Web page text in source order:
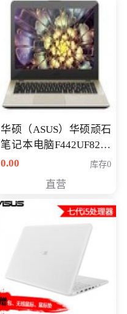
华硕（ASUS）华硕顽石
笔记本电脑F442UF8250
八代独显轻薄办公商务
0.00 库存0
直营